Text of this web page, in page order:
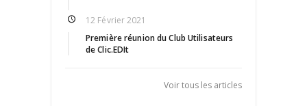
12 Février 2021
Première réunion du Club Utilisateurs
de Clic.EDIt
Voir tous les articles